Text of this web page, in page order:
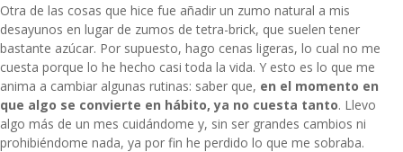
Otra de las cosas que hice fue añadir un zumo natural a mis
desayunos en lugar de zumos de tetra-brick, que suelen tener
bastante azúcar. Por supuesto, hago cenas ligeras, lo cual no me
cuesta porque lo he hecho casi toda la vida. Y esto es lo que me
anima a cambiar algunas rutinas: saber que, en el momento en
que algo se convierte en hábito, ya no cuesta tanto. Llevo
algo más de un mes cuidándome y, sin ser grandes cambios ni
prohibiéndome nada, ya por fin he perdido lo que me sobraba.